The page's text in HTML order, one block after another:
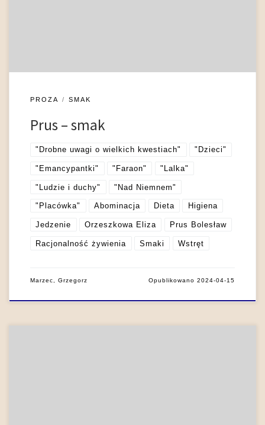
PROZA SMAK
Prus – smak
"Drobne uwagi o wielkich kwestiach" "Dzieci"
"Emancypantki" "Faraon" "Lalka"
"Ludzie i duchy" "Nad Niemnem"
"Placówka" Abominacja Dieta Higiena
Jedzenie Orzeszkowa Eliza Prus Bolesław
Racjonalność żywienia Smaki Wstręt
Marzec, Grzegorz Opublikowano2024-04-15